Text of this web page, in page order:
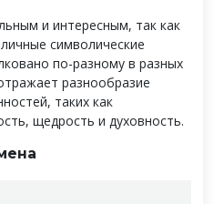
и интересным, так как
символические
по-разному в разных
разнообразие
таких как
щедрость и духовность.